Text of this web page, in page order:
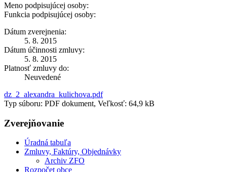
Meno podpisujúcej osoby:
Funkcia podpisujúcej osoby:
Dátum zverejnenia:
5. 8. 2015
Dátum účinnosti zmluvy:
5. 8. 2015
Platnosť zmluvy do:
Neuvedené
dz_2_alexandra_kulichova.pdf
Typ súboru: PDF dokument, Veľkosť: 64,9 kB
Zverejňovanie
Úradná tabuľa
Zmluvy, Faktúry, Objednávky
Archiv ZFO
Rozpočet obce